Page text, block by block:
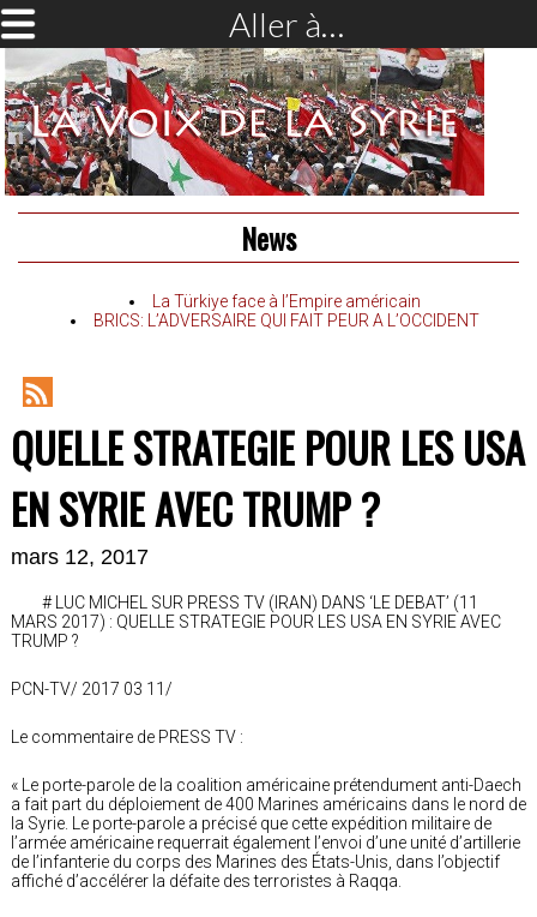
Aller à…
News
La Türkiye face à l’Empire américain
BRICS: L’ADVERSAIRE QUI FAIT PEUR A L’OCCIDENT
RSS
Feed
QUELLE STRATEGIE POUR LES USA
EN SYRIE AVEC TRUMP ?
mars 12, 2017
# LUC MICHEL SUR PRESS TV (IRAN) DANS ‘LE DEBAT’ (11
MARS 2017) : QUELLE STRATEGIE POUR LES USA EN SYRIE AVEC
TRUMP ?
PCN-TV/ 2017 03 11/
Le commentaire de PRESS TV :
« Le porte-parole de la coalition américaine prétendument anti-Daech
a fait part du déploiement de 400 Marines américains dans le nord de
la Syrie. Le porte-parole a précisé que cette expédition militaire de
l’armée américaine requerrait également l’envoi d’une unité d’artillerie
de l’infanterie du corps des Marines des États-Unis, dans l’objectif
affiché d’accélérer la défaite des terroristes à Raqqa.